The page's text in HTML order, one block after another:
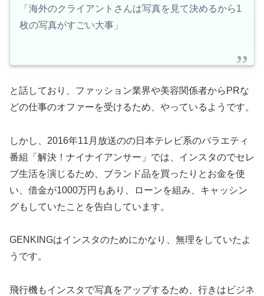
「海外のクライアントさんは写真を見て決めるから1
枚の写真がすごい大事」
と話しており、ファッション業界や美容関係者からPRな
どの仕事のオファーを受けるため、やっているようです。
しかし、2016年11月放送のの日本テレビ系のバラエティ
番組「解決！ナイナイアンサー」では、インスタのでセレ
ブ生活を演じるため、ブランド品を買ったりとお金を使
い、借金が1000万円もあり、ローンを組み、キャッシン
グもしていたことを告白しています。
GENKINGはインスタのためにかなり、無理をしていたよ
うです。
飛行機もインスタで写真をアップするため、行きはビジネ